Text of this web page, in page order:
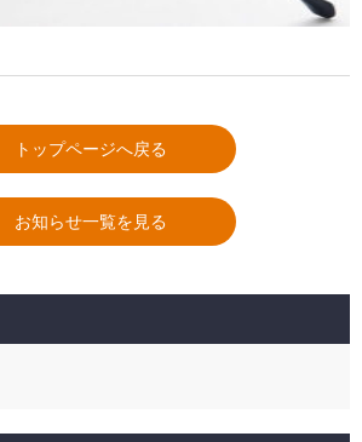
トップページへ戻る
お知らせ一覧を見る